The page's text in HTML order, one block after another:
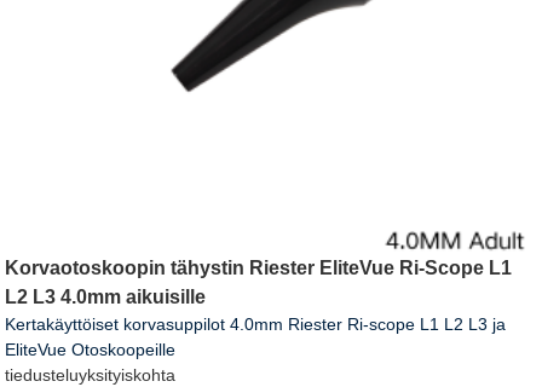
Korvaotoskoopin tähystin Riester EliteVue Ri-Scope L1
L2 L3 4.0mm aikuisille
Kertakäyttöiset korvasuppilot 4.0mm Riester Ri-scope L1 L2 L3 ja
EliteVue Otoskoopeille
tiedusteluyksityiskohta